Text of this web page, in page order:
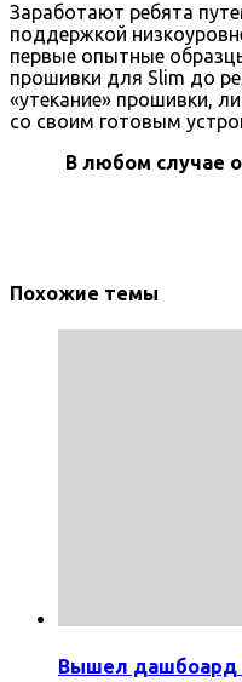
Заработают ребята
поддержкой
первые опытные
прошивки для Slim до
«утекание» прошивки,
со своим готовым
В любом случае
Похожие темы
Вышел дашбоард